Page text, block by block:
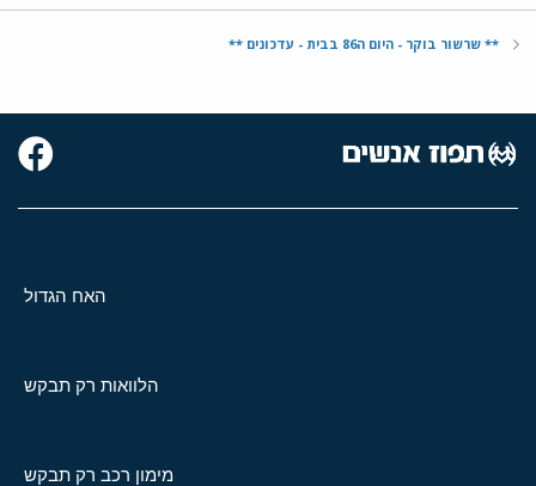
** שרשור בוקר - היום ה86 בבית - עדכונים **
האח הגדול
הלוואות רק תבקש
מימון רכב רק תבקש